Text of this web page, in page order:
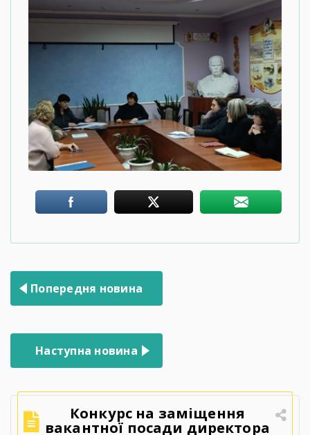
Навігація
записів
Попередня новина
Наступна новина
Конкурс на заміщення
вакантної посади директора